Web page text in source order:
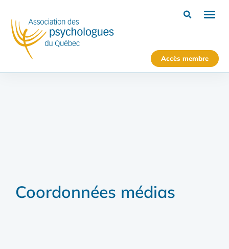
Accès membre
Coordonnées médias